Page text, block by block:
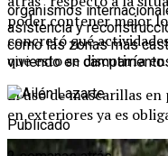
poder contener mejor
concretó qué
que esto se discutiría
El uso de mascarillas
en exteriores ya es
organismos
asistencia y
como las zonas más
viviendo en
Publicado